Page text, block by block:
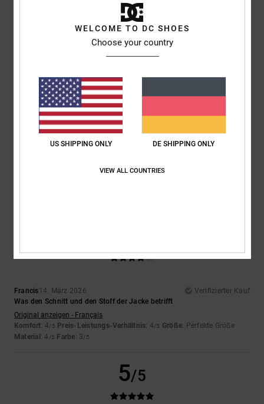
3 verifizierten Bewertungen
67% unserer Kunden empfehlen dieses Produkt
Größe
Zu klein Zu groß
4.0
Francis14. März 2026
Verifizierter Kauf
Was den Schnitt und den Stoff der Jacke betrifft
Original anzeigen - Français
Komfort: 4/5 Preis-Leistungs-Verhältnis: 4/5 Größe: Perfekte Größe
Material : 4 /5 Farbe: 3/5
5/5
WELCOME TO DC SHOES
Choose your country
US SHIPPING ONLY DE SHIPPING ONLY
VIEW ALL COUNTRIES